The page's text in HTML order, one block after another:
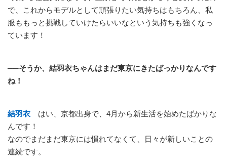
で、これからモデルとして頑張りたい気持ちはもちろん、私
服ももっと挑戦していけたらいいなという気持ちも強くなっ
ています！
──そうか、結羽衣ちゃんはまだ東京にきたばっかりなんです
ね！
結羽衣 はい、京都出身で、4月から新生活を始めたばかりな
んです！
なのでまだまだ東京には慣れてなくて、日々が新しいことの
連続です。